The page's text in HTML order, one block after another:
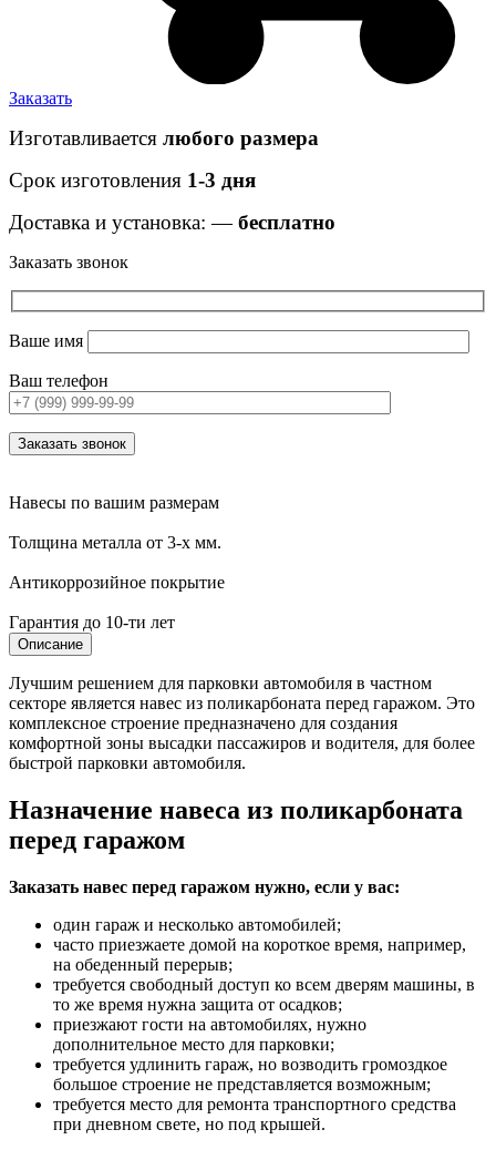
Заказать
Изготавливается любого размера
Срок изготовления 1-3 дня
Доставка и установка: —бесплатно
Заказать звонок
Ваше имя
Ваш телефон
Навесы по вашим размерам
Толщина металла от 3-х мм.
Антикоррозийное покрытие
Гарантия до 10-ти лет
Описание
Лучшим решением для парковки автомобиля в частном
секторе является навес из поликарбоната перед гаражом. Это
комплексное строение предназначено для создания
комфортной зоны высадки пассажиров и водителя, для более
быстрой парковки автомобиля.
Назначение навеса из поликарбоната
перед гаражом
Заказать навес перед гаражом нужно, если у вас:
один гараж и несколько автомобилей;
часто приезжаете домой на короткое время, например,
на обеденный перерыв;
требуется свободный доступ ко всем дверям машины, в
то же время нужна защита от осадков;
приезжают гости на автомобилях, нужно
дополнительное место для парковки;
требуется удлинить гараж, но возводить громоздкое
большое строение не представляется возможным;
требуется место для ремонта транспортного средства
при дневном свете, но под крышей.